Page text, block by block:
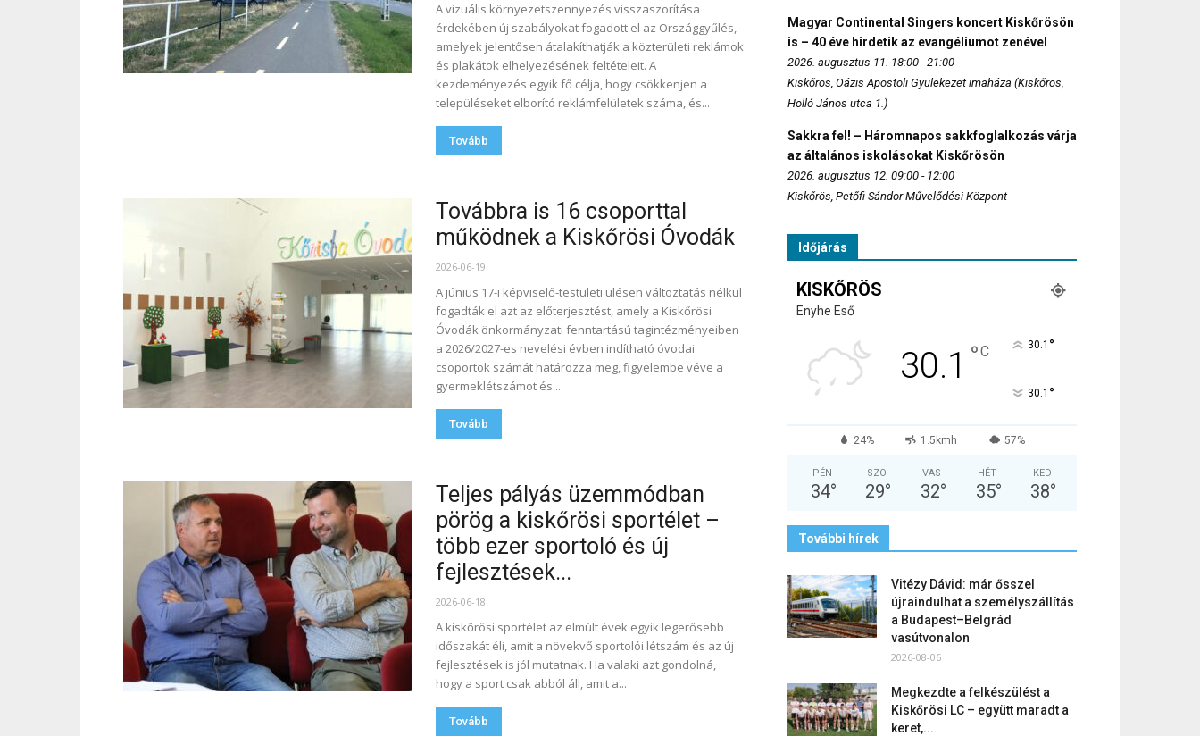
A vizuális környezetszennyezés visszaszorítása
érdekében új szabályokat fogadott el az Országgyűlés,
amelyek jelentősen átalakíthatják a közterületi reklámok
és plakátok elhelyezésének feltételeit. A
kezdeményezés egyik fő célja, hogy csökkenjen a
településeket elborító reklámfelületek száma, és...
Tovább
Továbbra is 16 csoporttal
működnek a Kiskőrösi Óvodák
2026-06-19
A június 17-i képviselő-testületi ülésen változtatás nélkül
fogadták el azt az előterjesztést, amely a Kiskőrösi
Óvodák önkormányzati fenntartású tagintézményeiben
a 2026/2027-es nevelési évben indítható óvodai
csoportok számát határozza meg, figyelembe véve a
gyermeklétszámot és...
Tovább
Teljes pályás üzemmódban
pörög a kiskőrösi sportélet –
több ezer sportoló és új
fejlesztések...
2026-06-18
A kiskőrösi sportélet az elmúlt évek egyik legerősebb
időszakát éli, amit a növekvő sportolói létszám és az új
fejlesztések is jól mutatnak. Ha valaki azt gondolná,
hogy a sport csak abból áll, amit a...
Tovább
Magyar Continental Singers koncert Kiskőrösön
is – 40 éve hirdetik az evangéliumot zenével
2026. augusztus 11. 18:00 - 21:00
Kiskőrös, Oázis Apostoli Gyülekezet imaháza (Kiskőrös,
Holló János utca 1.)
Sakkra fel! – Háromnapos sakkfoglalkozás várja
az általános iskolásokat Kiskőrösön
2026. augusztus 12. 09:00 - 12:00
Kiskőrös, Petőfi Sándor Művelődési Központ
Időjárás
KISKŐRÖS
Enyhe Eső
30.1 °C 30.1 °
30.1 °
24% 1.5kmh 57%
PÉN
34°
SZO
29°
VAS
32°
HÉT
35°
KED
38°
További hírek
Vitézy Dávid: már ősszel
újraindulhat a személyszállítás
a Budapest–Belgrád
vasútvonalon
2026-08-06
Megkezdte a felkészülést a
Kiskőrösi LC – együtt maradt a
keret,...